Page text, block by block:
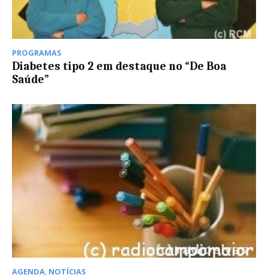
PROGRAMAS
Diabetes tipo 2 em destaque no “De Boa
Saúde”
AGENDA, NOTÍCIAS